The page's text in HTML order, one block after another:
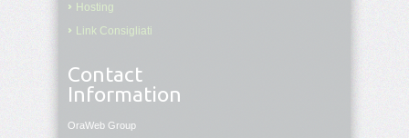
Hosting
Link Consigliati
Contact
Information
OraWeb Group